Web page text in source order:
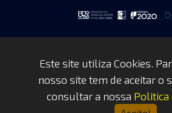
Copyrights © 2026 by FAP
WEBTEAM
Este site utiliza Cookies.
nosso site tem de aceitar o
consultar a nossa Politica